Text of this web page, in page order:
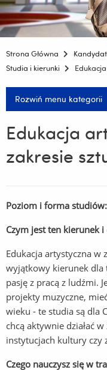
Strona Główna Kandydat
Studia i kierunki
Rozwiń menu kategorii
Edukacja
zakresie
Poziom i forma
Czym jest ten kierunek i
Edukacja artystyczna w
wyjątkowy kierunek dla
pasję z pracą z ludźmi.
projekty muzyczne,
wieku - te studia są dla
chcą aktywnie działać
instytucjach kultury czy
Czego nauczysz się w